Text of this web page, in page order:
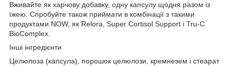
Вживайте як харчову добавку, одну капсулу щодня разом із
їжею. Спробуйте також приймати в комбінації з такими
продуктами NOW, як Relora, Super Cortisol Support і Tru-C
BioComplex.
Інші інгредієнти
Целюлоза (капсула), порошок целюлози, кремнезем і стеарат